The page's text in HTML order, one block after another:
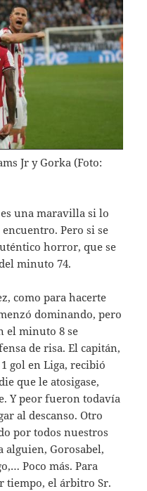
Jr y Gorka (Foto:
una maravilla si lo
Pero si se
horror, que se
minuto 74.
como para hacerte
dominando, pero
el minuto 8 se
de risa. El capitán,
gol en Liga, recibió
que le atosigase,
Y peor fueron todavía
al descanso. Otro
por todos nuestros
alguien, Gorosabel,
Poco más. Para
tiempo, el árbitro Sr.